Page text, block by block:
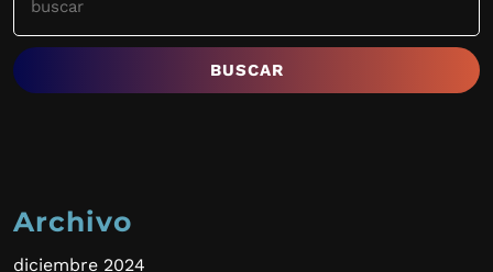
Archivo
diciembre 2024